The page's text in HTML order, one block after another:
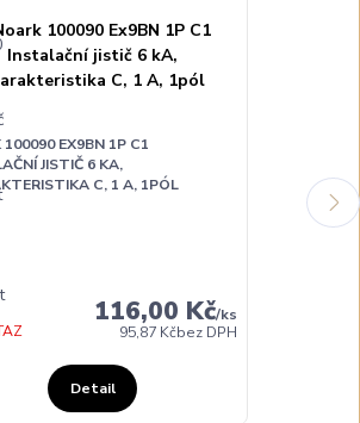
100090 EX9BN 1P C1
JISTIČ 6 KA,
C, 1 A, 1PÓL
116,00 Kč/ks
95,87 Kčbez DPH
Detail